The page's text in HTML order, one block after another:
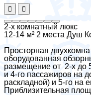
2-х комнатный люкс
12-14 м² 2 места Душ
Просторная
оборудованная
размещение от 2-х до
и 4-го пассажиров на
раскладной) и 5-го на
Приблизительная